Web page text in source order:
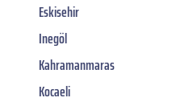
Eskisehir
Inegöl
Kahramanmaras
Kocaeli